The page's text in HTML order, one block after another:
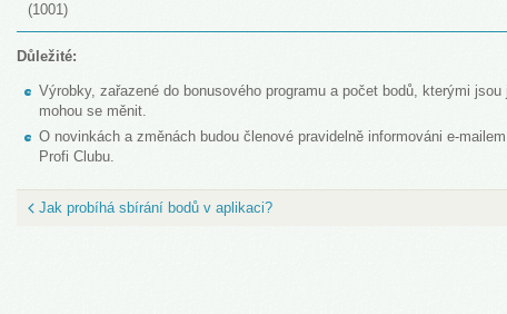
(1001)
Důležité:
Výrobky, zařazené do bonusového programu a počet bodů, kterými
mohou se měnit.
O novinkách a změnách budou členové pravidelně informováni e-
Profi Clubu.
Jak probíhá sbírání bodů v aplikaci?